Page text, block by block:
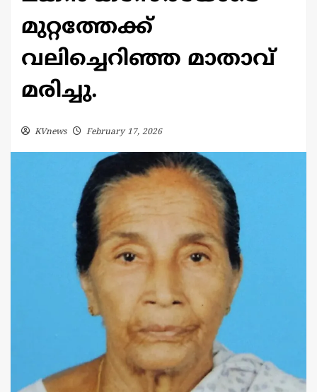
മുറ്റത്തേക്ക്
വലിച്ചെറിഞ്ഞ മാതാവ്
മരിച്ചു.
KVnews February 17, 2026